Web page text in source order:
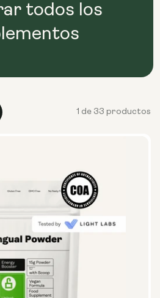
todos los
1 de 33 productos